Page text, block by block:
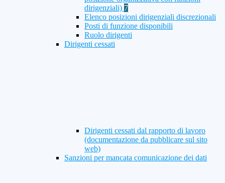
dirigenziali) 7
Elenco posizioni dirigenziali discrezionali
Posti di funzione disponibili
Ruolo dirigenti
Dirigenti cessati
Dirigenti cessati dal rapporto di lavoro
(documentazione da pubblicare sul sito
web)
Sanzioni per mancata comunicazione dei dati